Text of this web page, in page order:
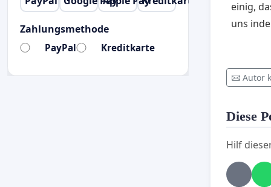
einig,
uns
Autor
Diese
Hilf
Zahlungsmethode
PayPal Kreditkarte